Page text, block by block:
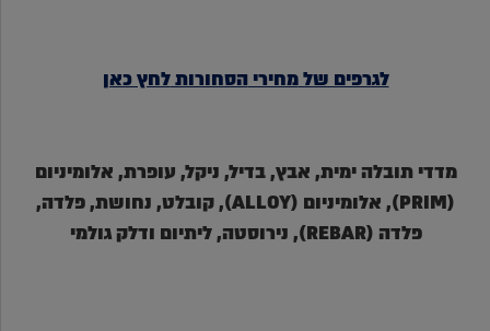
לגרפים שלמחיריהסחורותלחץ כאן
מדדי תובלה ימית, אבץ, בדיל, ניקל, עופרת, אלומיניום
(PRIM), אלומיניום (ALLOY), קובלט, נחושת, פלדה,
פלדה (REBAR), נירוסטה, ליתיום ודלק גולמי